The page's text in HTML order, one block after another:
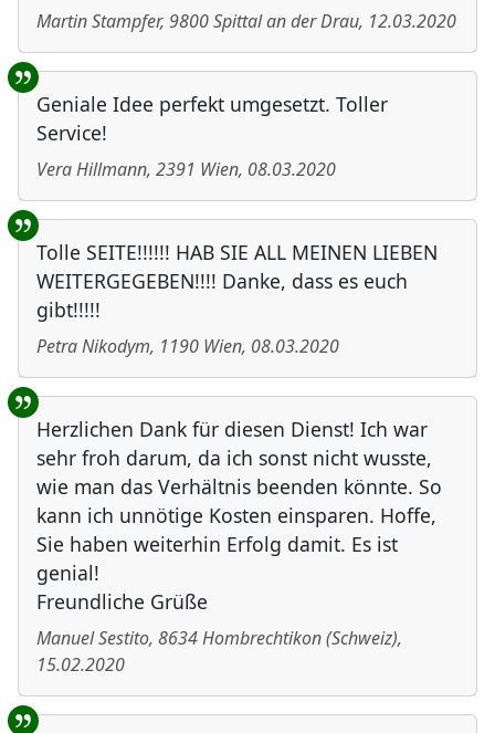
Martin Stampfer, 9800Spittal an der Drau, 12.03.2020
Geniale Idee perfekt umgesetzt. Toller
Service!
Vera Hillmann, 2391 Wien, 08.03.2020
Tolle SEITE!!!!!! HAB SIE ALL MEINEN LIEBEN
WEITERGEGEBEN!!!! Danke, dass es euch
gibt!!!!!
Petra Nikodym, 1190 Wien, 08.03.2020
Herzlichen Dank für diesen Dienst! Ich war
sehr froh darum, da ich sonst nicht wusste,
wie man das Verhältnis beenden könnte. So
kann ich unnötige Kosten einsparen. Hoffe,
Sie haben weiterhin Erfolg damit. Es ist
genial!
Freundliche Grüße
Manuel Sestito, 8634Hombrechtikon(Schweiz),
15.02.2020